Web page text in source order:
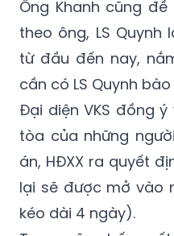
nhưng họ lại vắng
triệu tập lại”.
Ông Khanh cũng
theo ông, LS Quynh
từ đầu đến nay,
cần có LS Quynh
Đại diện VKS đồng
tòa của những
án, HĐXX ra quyết